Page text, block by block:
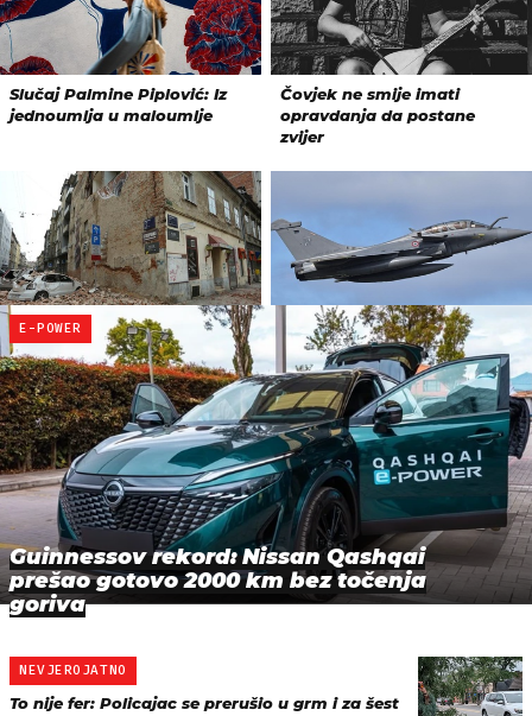
E-POWER
Guinnessov rekord: Nissan Qashqai
prešao gotovo 2000 km bez točenja
goriva
NEVJEROJATNO
To nije fer: Policajac se prerušio u grm i za šest